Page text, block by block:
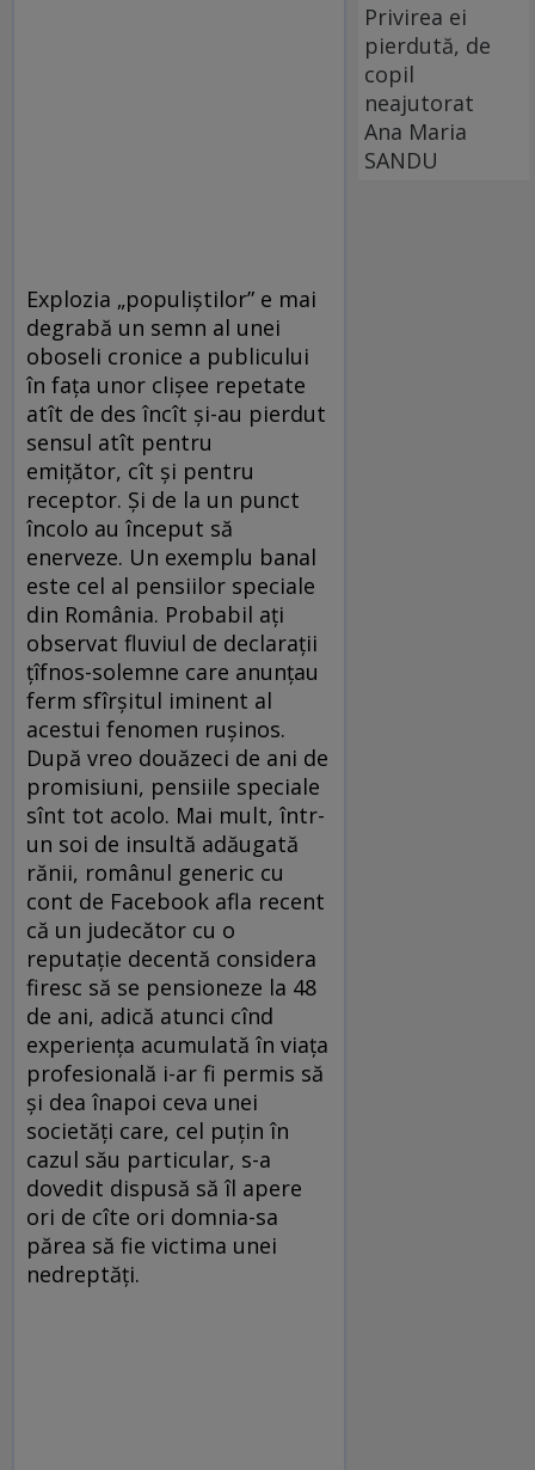
Explozia „populiștilor” e mai
degrabă un semn al unei
oboseli cronice a publicului
în fața unor clișee repetate
atît de des încît și-au pierdut
sensul atît pentru
emițător, cît și pentru
receptor. Și de la un punct
încolo au început să
enerveze. Un exemplu banal
este cel al pensiilor speciale
din România. Probabil ați
observat fluviul de declarații
țîfnos-solemne care anunțau
ferm sfîrșitul iminent al
acestui fenomen rușinos.
După vreo douăzeci de ani de
promisiuni, pensiile speciale
sînt tot acolo. Mai mult, într-
un soi de insultă adăugată
rănii, românul generic cu
cont de Facebook afla recent
că un judecător cu o
reputație decentă considera
firesc să se pensioneze la 48
de ani, adică atunci cînd
experiența acumulată în viața
profesională i-ar fi permis să
și dea înapoi ceva unei
societăți care, cel puțin în
cazul său particular, s-a
dovedit dispusă să îl apere
ori de cîte ori domnia-sa
părea să fie victima unei
nedreptăți.
Privirea ei
pierdută, de
copil
neajutorat
Ana Maria
SANDU